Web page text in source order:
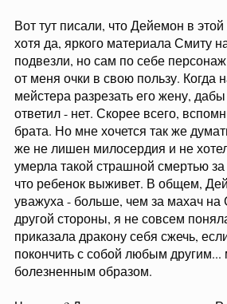
Вот тут писали, что Дейемон в
хотя да, яркого материала Смиту
подвезли, но сам по себе
от меня очки в свою пользу. Когда
мейстера разрезать его жену,
ответил - нет. Скорее всего,
брата. Но мне хочется так же
же не лишен милосердия и не
умерла такой страшной смертью
что ребенок выживет. В общем,
уважуха - больше, чем за махач на
другой стороны, я не совсем
приказала дракону себя сжечь,
покончить с собой любым другим...
болезненным образом.